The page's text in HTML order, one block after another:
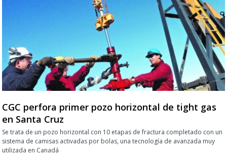
CGC perfora primer pozo horizontal de tight gas
en Santa Cruz
Se trata de un pozo horizontal con 10 etapas de fractura completado con un
sistema de camisas activadas por bolas, una tecnología de avanzada muy
utilizada en Canadá